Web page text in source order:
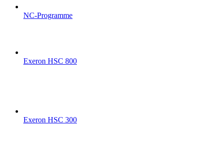
NC-Programme
Exeron HSC 800
Exeron HSC 300